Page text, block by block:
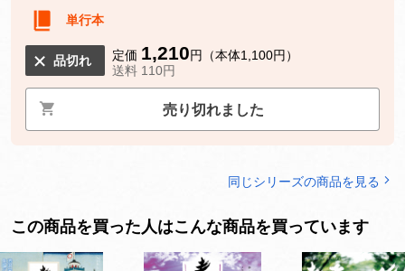
単行本
品切れ 定価 1,210円（本体1,100円）
送料 110円
売り切れました
同じシリーズの商品を見る
この商品を買った人はこんな商品を買っています